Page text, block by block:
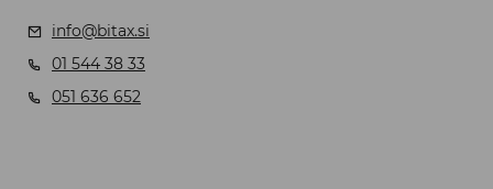
info@bitax.si
01 544 38 33
051 636 652